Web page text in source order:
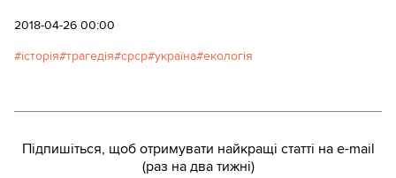
2018-04-26 00:00
історія трагедія срср україна екологія
Підпишіться, щоб отримувати найкращі статті на e-mail
(раз на два тижні)